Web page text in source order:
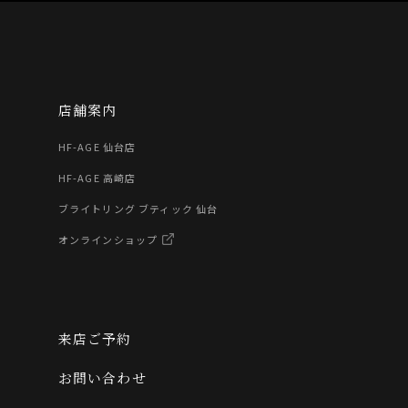
店舗案内
HF-AGE 仙台店
HF-AGE 高崎店
ブライトリング ブティック 仙台
オンラインショップ
来店ご予約
お問い合わせ